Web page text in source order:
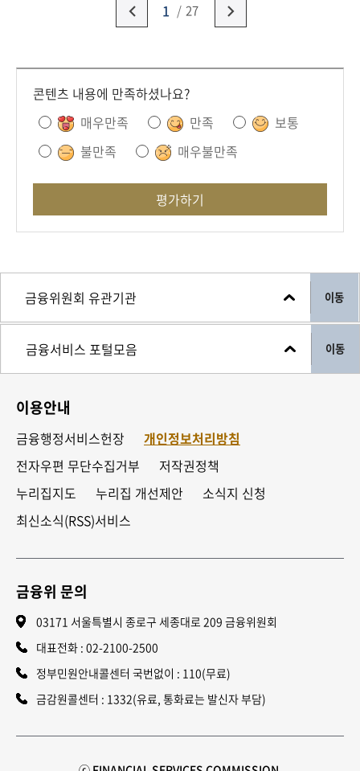
1 27
콘텐츠 내용에 만족하셨나요?
매우만족
만족
보통
불만족
매우불만족
평가하기
이동
이동
이용안내
금융행정서비스헌장
개인정보처리방침
전자우편 무단수집거부
저작권정책
누리집지도
누리집 개선제안
소식지 신청
최신소식(RSS)서비스
금융위 문의
03171 서울특별시 종로구 세종대로 209 금융위원회
대표전화 : 02-2100-2500
정부민원안내콜센터 국번없이 : 110(무료)
금감원콜센터 : 1332(유료, 통화료는 발신자 부담)